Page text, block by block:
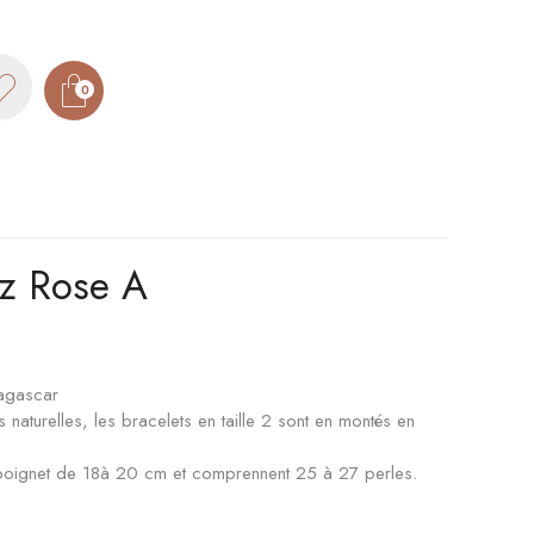
0
Rose A
les bracelets en taille 2 sont en montés en
de 18à 20 cm et comprennent 25 à 27 perles.